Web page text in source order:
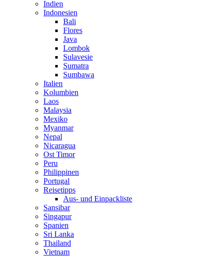
Indien
Indonesien
Bali
Flores
Java
Lombok
Sulavesie
Sumatra
Sumbawa
Italien
Kolumbien
Laos
Malaysia
Mexiko
Myanmar
Nepal
Nicaragua
Ost Timor
Peru
Philippinen
Portugal
Reisetipps
Aus- und Einpackliste
Sansibar
Singapur
Spanien
Sri Lanka
Thailand
Vietnam